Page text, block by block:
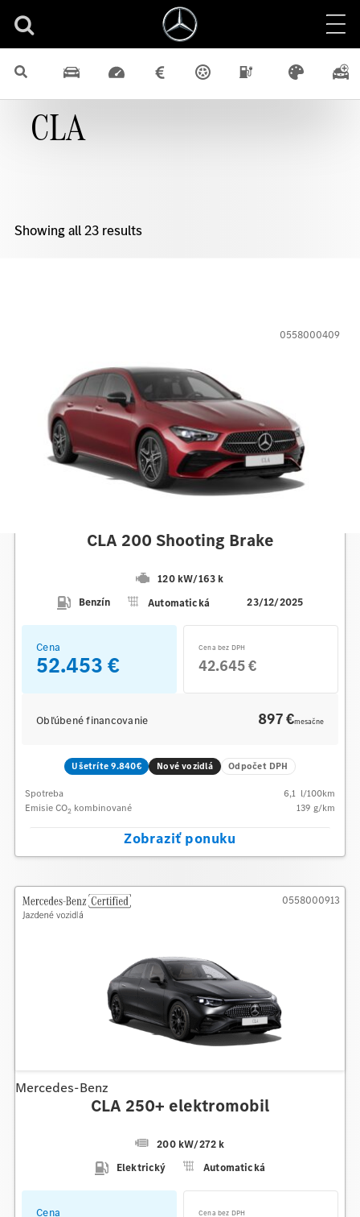
CLA
Showing all 23 results
CLA 200 Shooting Brake
120 kW/163 k
Benzín
Automatická 23/12/2025
0558000409
Cena
52.453 €
Cena bez DPH
42.645 €
Obľúbené financovanie 897 €mesačne
Ušetríte 9.840€ Nové vozidlá Odpočet DPH
Spotreba 6,1 l/100km
Emisie CO2 kombinované 139 g/km
Zobraziť ponuku
Mercedes-Benz
CLA 250+ elektromobil
200 kW/272 k
Elektrický
Automatická
0558000913
Cena Cena bez DPH